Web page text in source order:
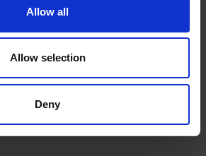
Allow all
Allow selection
Deny